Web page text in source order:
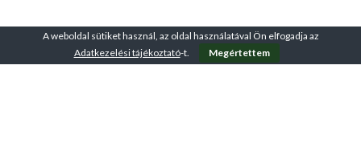
A weboldal sütiket használ, az oldal használatával Ön elfogadja az
Adatkezelési tájékoztató-t. Megértettem